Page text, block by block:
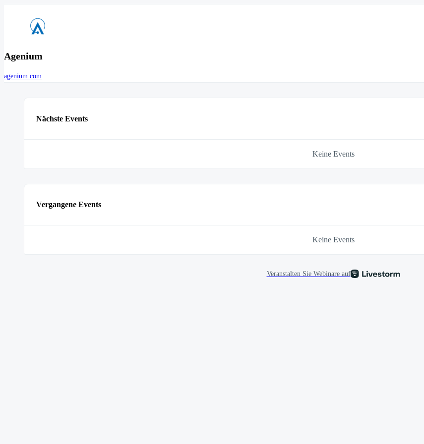
Agenium
agenium.com
Nächste Events
Keine Events
Vergangene Events
Keine Events
Veranstalten Sie Webinare auf